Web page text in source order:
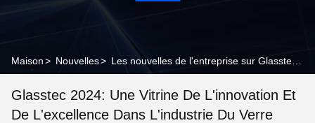
Maison> Nouvelles>
Glasstec 2024: Une Vitrine De L'innovation Et
De L'excellence Dans L'industrie Du Verre